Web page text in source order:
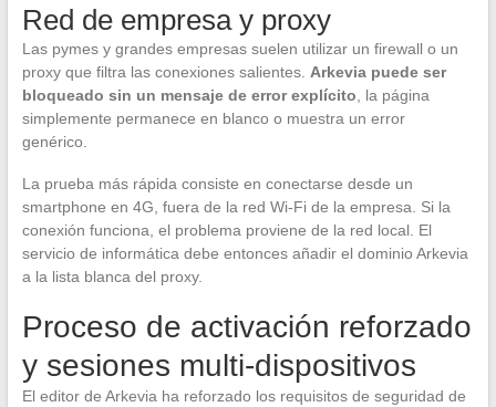
Red de empresa y proxy
Las pymes y grandes empresas suelen utilizar un firewall o un
proxy que filtra las conexiones salientes. Arkevia puede ser
bloqueado sin un mensaje de error explícito , la página
simplemente permanece en blanco o muestra un error
genérico.
La prueba más rápida consiste en conectarse desde un
smartphone en 4G, fuera de la red Wi-Fi de la empresa. Si la
conexión funciona, el problema proviene de la red local. El
servicio de informática debe entonces añadir el dominio Arkevia
a la lista blanca del proxy.
Proceso de activación reforzado
y sesiones multi-dispositivos
El editor de Arkevia ha reforzado los requisitos de seguridad de